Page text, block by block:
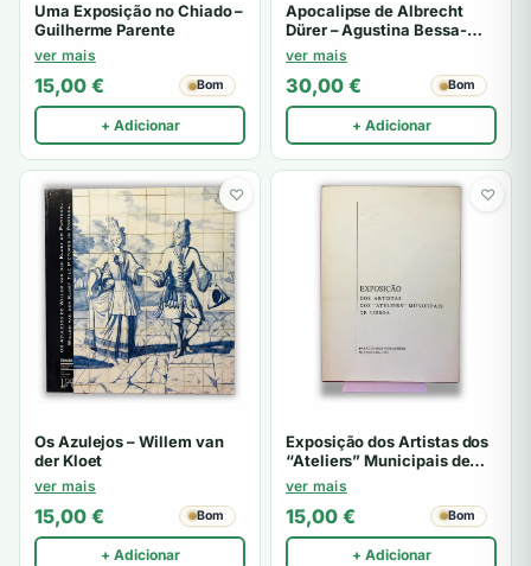
Uma Exposição no Chiado –
Guilherme Parente
ver mais
15,00 € Bom
+ Adicionar
Apocalipse de Albrecht
Dürer – Agustina Bessa-
Luís
ver mais
30,00 € Bom
+ Adicionar
♡
Os Azulejos – Willem van
der Kloet
ver mais
15,00 € Bom
+ Adicionar
♡
Exposição dos Artistas dos
“Ateliers” Municipais de
Lisboa
ver mais
15,00 € Bom
+ Adicionar